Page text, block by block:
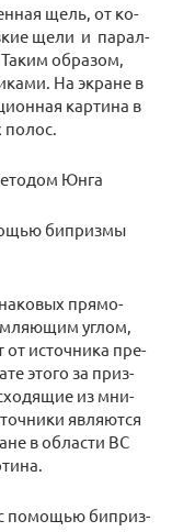
щель, от ко­
щели и па­рал­
об­ра­зом,
На экране в
кар­ти­на в
Юнга
би­приз­мы
пря­мо­
углом,
ис­точ­ни­ка пре­
этого за приз­
из мни­
яв­ля­ют­ся
в об­ла­сти BC
с по­мо­щью би­приз­